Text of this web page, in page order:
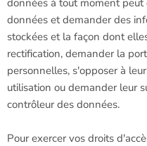
données à tout moment
données et demander des
stockées et la façon dont
rectification, demander la
personnelles, s'opposer à
utilisation ou demander leur
contrôleur des données.
Pour exercer vos droits